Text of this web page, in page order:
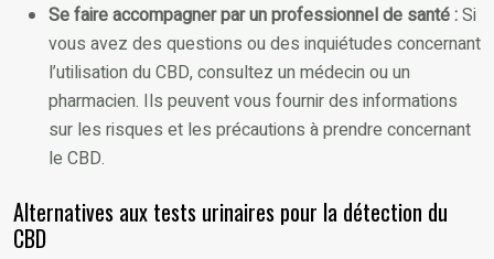
Se faire accompagner par un professionnel de santé :Si
vous avez des questions ou des inquiétudes concernant
l’utilisation du CBD, consultez un médecin ou un
pharmacien. Ils peuvent vous fournir des informations
sur les risques et les précautions à prendre concernant
le CBD.
Alternatives aux tests urinaires pour la détection du
CBD